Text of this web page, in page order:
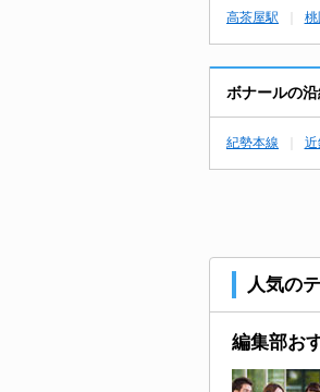
高茶屋駅 桃
ボナールの
紀勢本線 近
人気の
編集部お